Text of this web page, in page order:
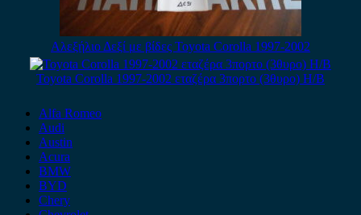
Αλεξήλιο Δεξί με βίδες Toyota Corolla 1997-2002
Toyota Corolla 1997-2002 εταζέρα 3πορτο (3θυρο) H/B
Alfa Romeo
Audi
Austin
Acura
BMW
BYD
Chery